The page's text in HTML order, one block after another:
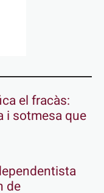
el fracàs:
i sotmesa que
de